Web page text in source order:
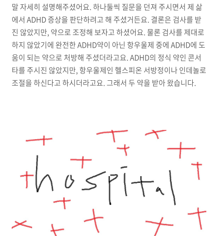
말 자세히 설명해주셨어요. 하나둘씩 질문을 던져 주시면서 제 삶
에서 ADHD 증상을 판단하려고 해 주셨거든요. 결론은 검사를 받
진 않았지만, 약으로 조정해 보자고 하셨어요. 물론 검사를 제대로
하지 않았기에 완전한 ADHD약이 아닌 항우울제 중에 ADHD에 도
움이 되는 약으로 처방해 주셨더라고요. ADHD의 정식 약인 콘서
타를 주시진 않았지만, 항우울제인 헬스피온 서방정이나 인데놀로
조절을 하신다고 하시더라고요. 그래서 두 약을 받아 왔습니다.